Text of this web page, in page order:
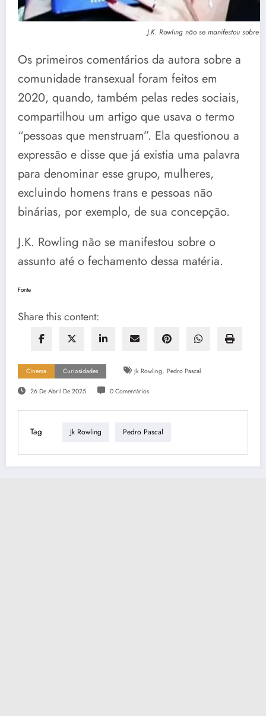
J.K. Rowling não se manifestou sobre
Os primeiros comentários da autora sobre a
comunidade transexual foram feitos em
2020, quando, também pelas redes sociais,
compartilhou um artigo que usava o termo
“pessoas que menstruam”. Ela questionou a
expressão e disse que já existia uma palavra
para denominar esse grupo, mulheres,
excluindo homens trans e pessoas não
binárias, por exemplo, de sua concepção.
J.K. Rowling não se manifestou sobre o
assunto até o fechamento dessa matéria.
Fonte
Share this content:
Cinema Curiosidades Jk Rowling, Pedro Pascal
26 De Abril De 2025 0 Comentários
Tag Jk Rowling Pedro Pascal